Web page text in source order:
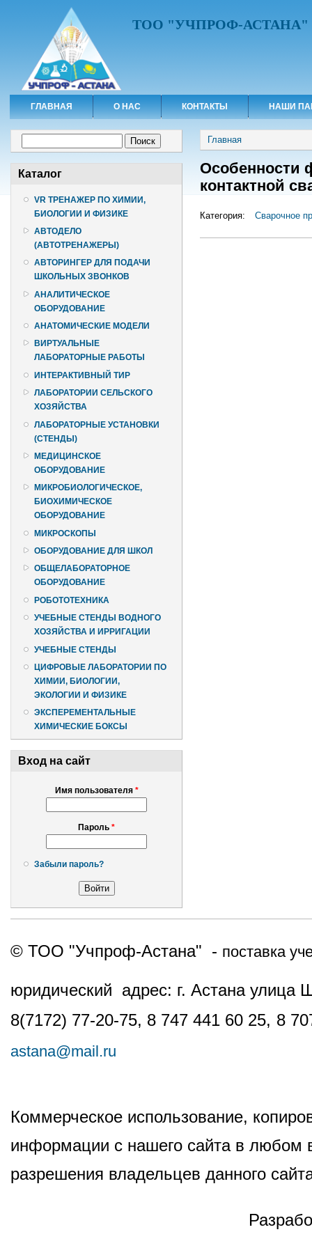
ТОО "УЧПРОФ-АСТАНА"
ГЛАВНАЯ О НАС КОНТАКТЫ НАШИ
Каталог
VR ТРЕНАЖЕР ПО ХИМИИ,
БИОЛОГИИ И ФИЗИКЕ
АВТОДЕЛО
(АВТОТРЕНАЖЕРЫ)
АВТОРИНГЕР ДЛЯ ПОДАЧИ
ШКОЛЬНЫХ ЗВОНКОВ
АНАЛИТИЧЕСКОЕ
ОБОРУДОВАНИЕ
АНАТОМИЧЕСКИЕ МОДЕЛИ
ВИРТУАЛЬНЫЕ
ЛАБОРАТОРНЫЕ РАБОТЫ
ИНТЕРАКТИВНЫЙ ТИР
ЛАБОРАТОРИИ СЕЛЬСКОГО
ХОЗЯЙСТВА
ЛАБОРАТОРНЫЕ УСТАНОВКИ
(СТЕНДЫ)
МЕДИЦИНСКОЕ
ОБОРУДОВАНИЕ
МИКРОБИОЛОГИЧЕСКОЕ,
БИОХИМИЧЕСКОЕ
ОБОРУДОВАНИЕ
МИКРОСКОПЫ
ОБОРУДОВАНИЕ ДЛЯ ШКОЛ
ОБЩЕЛАБОРАТОРНОЕ
ОБОРУДОВАНИЕ
РОБОТОТЕХНИКА
УЧЕБНЫЕ СТЕНДЫ ВОДНОГО
ХОЗЯЙСТВА И ИРРИГАЦИИ
УЧЕБНЫЕ СТЕНДЫ
ЦИФРОВЫЕ ЛАБОРАТОРИИ ПО
ХИМИИ, БИОЛОГИИ,
ЭКОЛОГИИ И ФИЗИКЕ
ЭКСПЕРЕМЕНТАЛЬНЫЕ
ХИМИЧЕСКИЕ БОКСЫ
Вход на сайт
Имя пользователя *
Пароль *
Забыли пароль?
Вы здесь
Главная
Особенности
контактной
Категория: Сварочное
© ТОО "Учпроф-Астана" - поставка
юридический адрес: г. Астана
8(7172) 77-20-75, 8 747 441 60 25, 8
astana@mail.ru
Коммерческое использование,
информации с нашего сайта в любом
разрешения владельцев данного